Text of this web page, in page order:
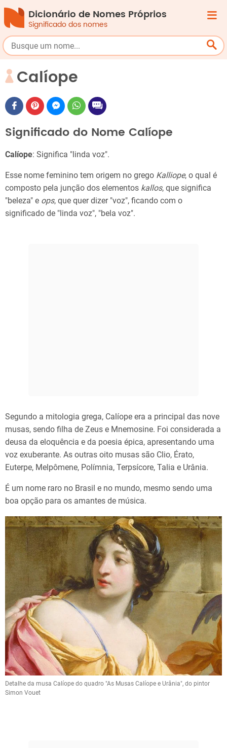
Dicionário de Nomes Próprios
Significado dos nomes
Calíope
Significado do Nome Calíope
Calíope: Significa "linda voz".
Esse nome feminino tem origem no grego Kalliope, o qual é
composto pela junção dos elementos kallos, que significa
"beleza" e ops, que quer dizer "voz", ficando com o
significado de "linda voz", "bela voz".
Segundo a mitologia grega, Calíope era a principal das nove
musas, sendo filha de Zeus e Mnemosine. Foi considerada a
deusa da eloquência e da poesia épica, apresentando uma
voz exuberante. As outras oito musas são Clio, Érato,
Euterpe, Melpômene, Polímnia, Terpsícore, Talia e Urânia.
É um nome raro no Brasil e no mundo, mesmo sendo uma
boa opção para os amantes de música.
Detalhe da musa Calíope do quadro "As Musas Calíope e Urânia", do pintor
Simon Vouet